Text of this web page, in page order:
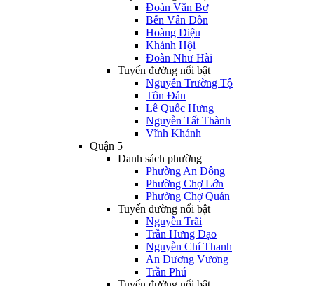
Đoàn Văn Bơ
Bến Vân Đồn
Hoàng Diệu
Khánh Hội
Đoàn Như Hài
Tuyến đường nổi bật
Nguyễn Trường Tộ
Tôn Đản
Lê Quốc Hưng
Nguyễn Tất Thành
Vĩnh Khánh
Quận 5
Danh sách phường
Phường An Đông
Phường Chợ Lớn
Phường Chợ Quán
Tuyến đường nổi bật
Nguyễn Trãi
Trần Hưng Đạo
Nguyễn Chí Thanh
An Dương Vương
Trần Phú